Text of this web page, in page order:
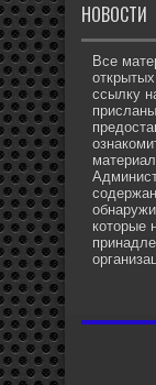
НОВОСТИ
Все
ссылку
которые